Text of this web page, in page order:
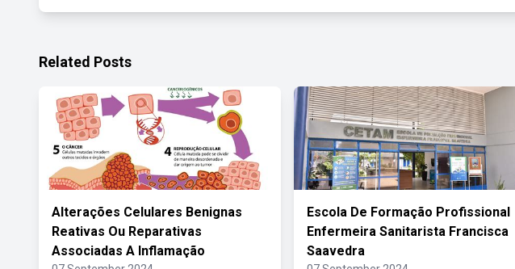
Related Posts
Alterações Celulares Benignas
Reativas Ou Reparativas
Associadas A Inflamação
Escola De Formação Profissional
Enfermeira Sanitarista Francisca
Saavedra